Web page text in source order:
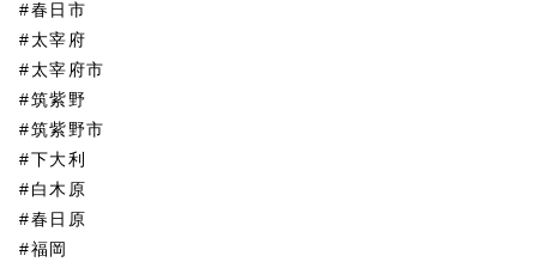
#春日市
#太宰府
#太宰府市
#筑紫野
#筑紫野市
#下大利
#白木原
#春日原
#福岡